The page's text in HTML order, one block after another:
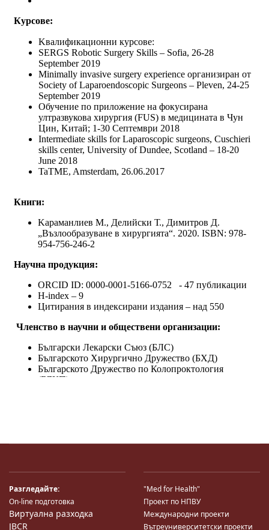
Разгледайте:
On-line подготовка
Виртуална разходка
JBCR
"Med for Health"
Проект по НПВУ
Международни проекти
Вътреуниверситетски проекти